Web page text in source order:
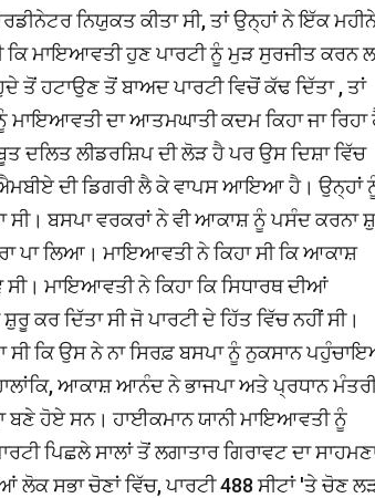
ਨਿਯੁਕਤ ਕੀਤਾ ਸੀ, ਤਾਂ ਉਨ੍ਹਾਂ ਨੇ ਇੱਕ
ਕਿ ਮਾਇਆਵਤੀ ਹੁਣ ਪਾਰਟੀ ਨੂੰ ਮੁੜ ਸੁਰਜੀਤ ਕਰਨ
ਹਟਾਉਣ ਤੋਂ ਬਾਅਦ ਪਾਰਟੀ ਵਿਚੋਂ ਕੱਢ ਦਿੱਤਾ , ਤਾਂ
ਦਾ ਆਤਮਘਾਤੀ ਕਦਮ ਕਿਹਾ ਜਾ ਰਿਹਾ
ਲੀਡਰਸ਼ਿਪ ਦੀ ਲੋੜ ਹੈ ਪਰ ਉਸ ਦਿਸ਼ਾ ਵਿੱਚ
ਦੀ ਡਿਗਰੀ ਲੈ ਕੇ ਵਾਪਸ ਆਇਆ ਹੈ। ਉਨ੍ਹਾਂ
ਬਸਪਾ ਵਰਕਰਾਂ ਨੇ ਵੀ ਆਕਾਸ਼ ਨੂੰ ਪਸੰਦ ਕਰਨਾ
ਪਾ ਲਿਆ। ਮਾਇਆਵਤੀ ਨੇ ਕਿਹਾ ਸੀ ਕਿ ਆਕਾਸ਼
ਮਾਇਆਵਤੀ ਨੇ ਕਿਹਾ ਕਿ ਸਿਧਾਰਥ ਦੀਆਂ
ਕਰ ਦਿੱਤਾ ਸੀ ਜੋ ਪਾਰਟੀ ਦੇ ਹਿੱਤ ਵਿੱਚ ਨਹੀਂ ਸੀ।
ਸੀ ਕਿ ਉਸ ਨੇ ਨਾ ਸਿਰਫ਼ ਬਸਪਾ ਨੂੰ ਨੁਕਸਾਨ
ਆਕਾਸ਼ ਆਨੰਦ ਨੇ ਭਾਜਪਾ ਅਤੇ ਪ੍ਰਧਾਨ
ਬਣੇ ਹੋਏ ਸਨ। ਹਾਈਕਮਾਨ ਯਾਨੀ ਮਾਇਆਵਤੀ ਨੂੰ
ਪਿਛਲੇ ਸਾਲਾਂ ਤੋਂ ਲਗਾਤਾਰ ਗਿਰਾਵਟ ਦਾ
ਲੋਕ ਸਭਾ ਚੋਣਾਂ ਵਿੱਚ, ਪਾਰਟੀ 488 ਸੀਟਾਂ 'ਤੇ ਚੋਣ